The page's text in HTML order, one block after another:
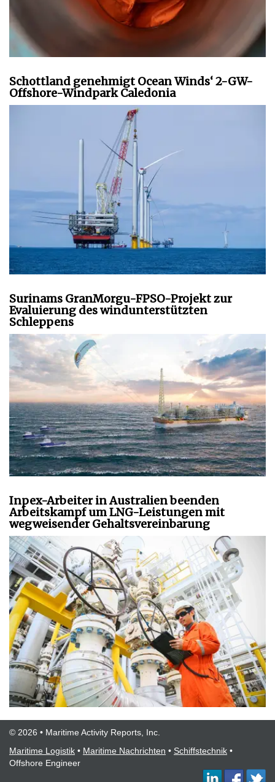
Schottland genehmigt Ocean Winds‘ 2-GW-
Offshore-Windpark Caledonia
Surinams GranMorgu-FPSO-Projekt zur
Evaluierung des windunterstützten
Schleppens
Inpex-Arbeiter in Australien beenden
Arbeitskampf um LNG-Leistungen mit
wegweisender Gehaltsvereinbarung
© 2026 • Maritime Activity Reports, Inc.
Maritime Logistik • Maritime Nachrichten • Schiffstechnik •
Offshore Engineer